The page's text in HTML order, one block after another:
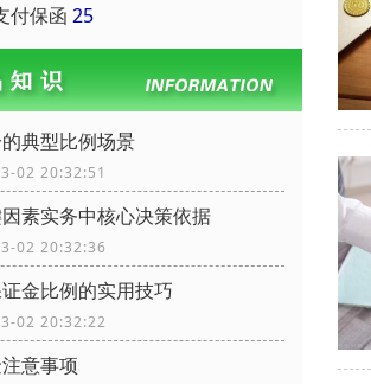
付保函 25
典型比例场景
02 20:32:51
素实务中核心决策依据
02 20:32:36
金比例的实用技巧
02 20:32:22
意事项